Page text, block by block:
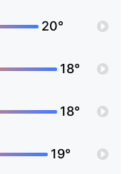
20°
18°
18°
19°